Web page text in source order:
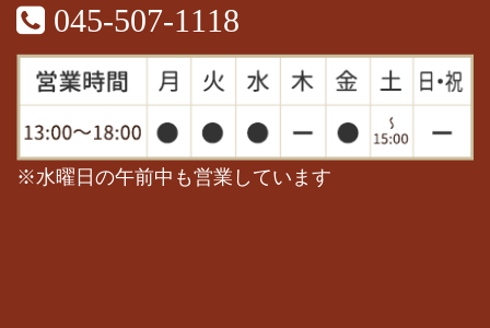
045-507-1118
※水曜日の午前中も営業しています